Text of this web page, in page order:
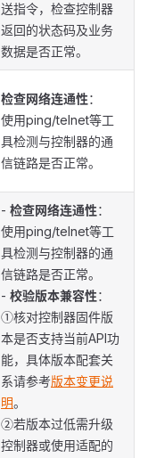
送指令，检查控制器
返回的状态码及业务
数据是否正常。
检查网络连通性：
使用ping/telnet等工
具检测与控制器的通
信链路是否正常。
- 检查网络连通性：
使用ping/telnet等工
具检测与控制器的通
信链路是否正常。
- 校验版本兼容性：
①核对控制器固件版
本是否支持当前API功
能，具体版本配套关
系请参考版本变更说
明。
②若版本过低需升级
控制器或使用适配的